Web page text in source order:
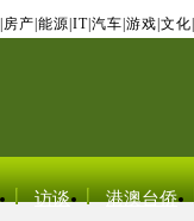
房产 能源 IT| 汽车 游戏 文化
访谈 港澳台侨